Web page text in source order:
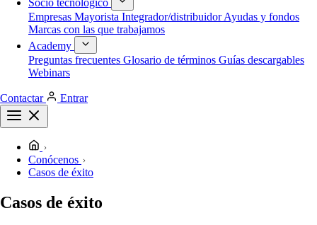
Socio tecnológico
Empresas Mayorista Integrador/distribuidorAyudas y fondos
Marcas con las que trabajamos
Academy
Preguntas frecuentes Glosario de términos Guías descargables
Webinars
Contactar Entrar
Conócenos
Casos de éxito
Casos de éxito